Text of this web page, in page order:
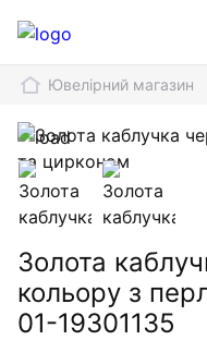
Ювелірний магазин
Золота
кольору з
01-19301135